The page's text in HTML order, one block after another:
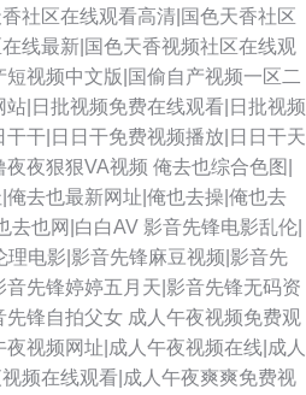
社区在线观看高清|国色天香社区
线最新|国色天香视频社区在线观
视频中文版|国偷自产视频一区二
站|日批视频免费在线观看|日批视频
干|日日干免费视频播放|日日干天
夜夜狠狠VA视频 俺去也综合色图|
去也最新网址|俺也去操|俺也去
去也网|白白AV 影音先锋电影乱伦|
理电影|影音先锋麻豆视频|影音先
先锋婷婷五月天|影音先锋无码资
先锋自拍父女 成人午夜视频免费观
视频网址|成人午夜视频在线|成人
频在线观看|成人午夜爽爽免费视